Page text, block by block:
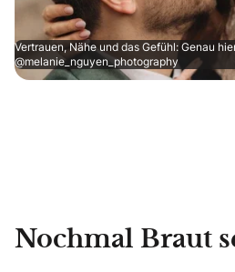
Vertrauen, Nähe und das Gefühl: Genau
@melanie_nguyen_photography
Nochmal Braut